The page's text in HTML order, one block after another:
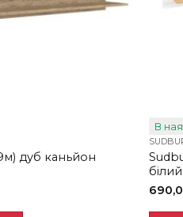
дуб каньйон
В